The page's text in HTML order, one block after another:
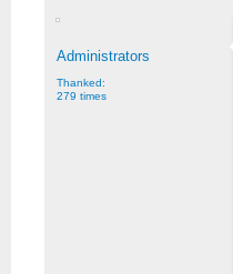
Administrators
Thanked:
279 times